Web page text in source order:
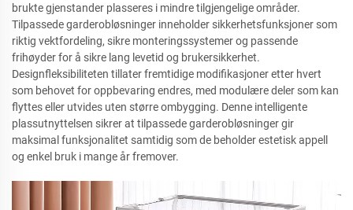
brukte gjenstander plasseres i mindre tilgjengelige områder.
Tilpassede garderobløsninger inneholder sikkerhetsfunksjoner som
riktig vektfordeling, sikre monteringssystemer og passende
frihøyder for å sikre lang levetid og brukersikkerhet.
Designfleksibiliteten tillater fremtidige modifikasjoner etter hvert
som behovet for oppbevaring endres, med modulære deler som kan
flyttes eller utvides uten større ombygging. Denne intelligente
plassutnyttelsen sikrer at tilpassede garderobløsninger gir
maksimal funksjonalitet samtidig som de beholder estetisk appell
og enkel bruk i mange år fremover.